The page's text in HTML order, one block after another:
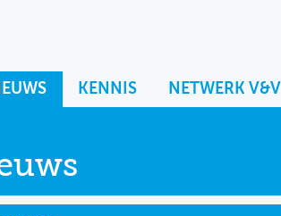
KENNIS NETWERK V&V